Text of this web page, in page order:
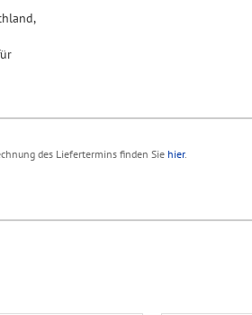
des Liefertermins finden Sie hier.